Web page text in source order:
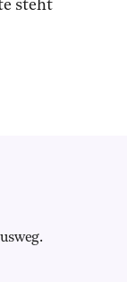
steht